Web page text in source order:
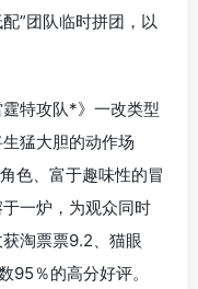
”团队临时拼团，以
特攻队*》一改类型
猛大胆的动作场
色、富于趣味性的冒
一炉，为观众同时
淘票票9.2、猫眼
95％的高分好评。